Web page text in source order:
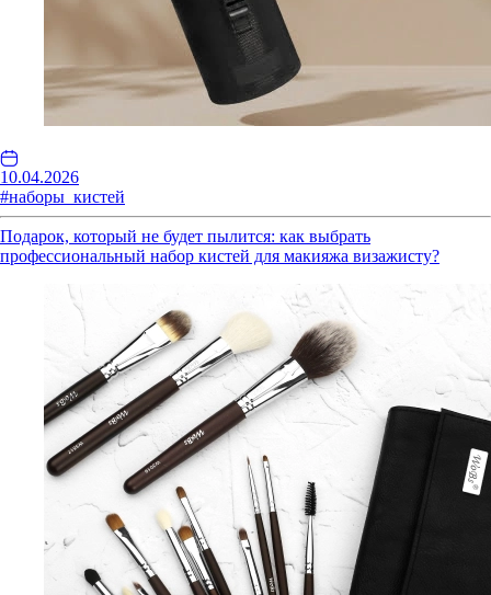
10.04.2026
#наборы_кистей
Подарок, который не будет пылится: как выбрать
профессиональный набор кистей для макияжа визажисту?